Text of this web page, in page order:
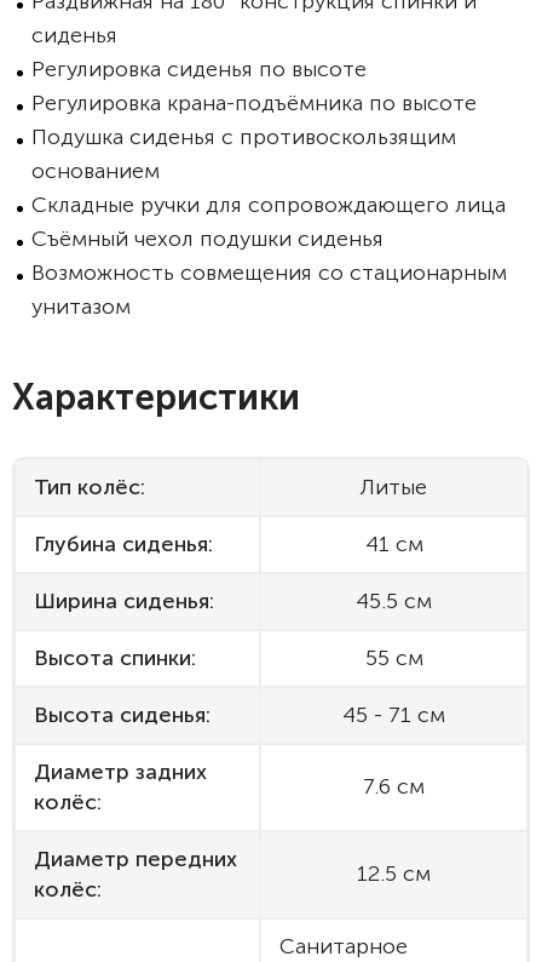
сиденья
Регулировка сиденья по высоте
Регулировка крана-подъёмника по высоте
Подушка сиденья с противоскользящим
основанием
Складные ручки для сопровождающего лица
Съёмный чехол подушки сиденья
Возможность совмещения со стационарным
унитазом
Характеристики
Тип колёс: Литые
Глубина сиденья: 41 см
Ширина сиденья: 45.5 см
Высота спинки: 55 см
Высота сиденья: 45 - 71 см
Диаметр задних
колёс:
7.6 см
Диаметр передних
колёс:
12.5 см
Санитарное